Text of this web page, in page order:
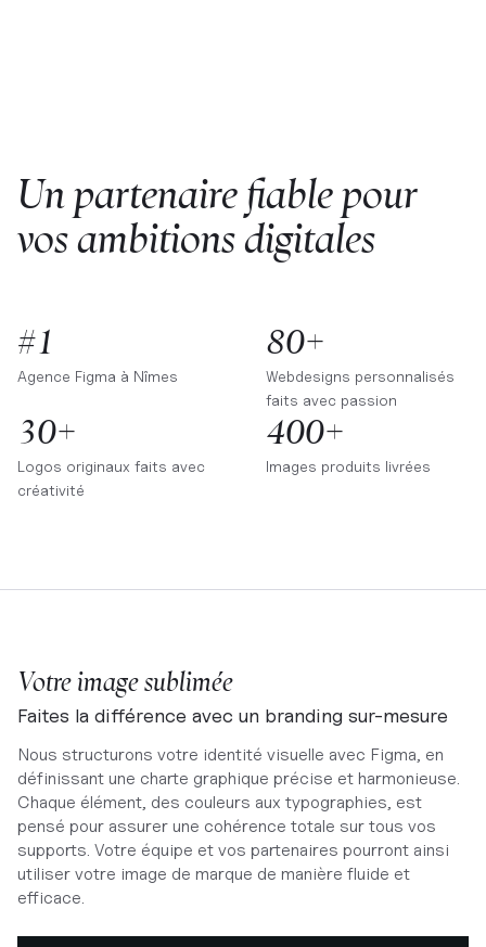
Un partenaire fiable pour
vos ambitions digitales
#1
Agence Figma à Nîmes
80+
Webdesigns personnalisés
faits avec passion
30+
Logos originaux faits avec
créativité
400+
Images produits livrées
Votre image sublimée
Faites la différence avec un branding sur-mesure
Nous structurons votre identité visuelle avec Figma, en
définissant une charte graphique précise et harmonieuse.
Chaque élément, des couleurs aux typographies, est
pensé pour assurer une cohérence totale sur tous vos
supports. Votre équipe et vos partenaires pourront ainsi
utiliser votre image de marque de manière fluide et
efficace.